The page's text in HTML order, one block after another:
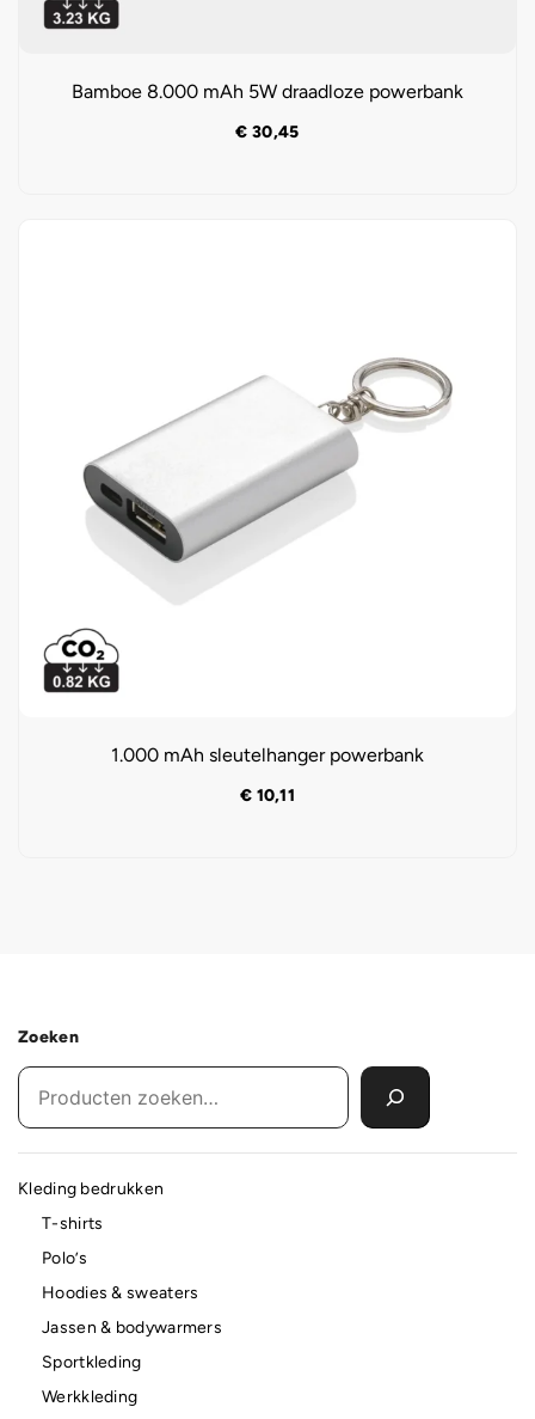
Bamboe 8.000 mAh 5W draadloze powerbank
€ 30,45
1.000 mAh sleutelhanger powerbank
€ 10,11
Zoeken
Kleding bedrukken
T-shirts
Polo’s
Hoodies & sweaters
Jassen & bodywarmers
Sportkleding
Werkkleding